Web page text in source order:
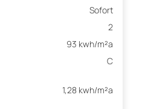
Sofort
2
93 kwh/m²a
C
1,28 kwh/m²a